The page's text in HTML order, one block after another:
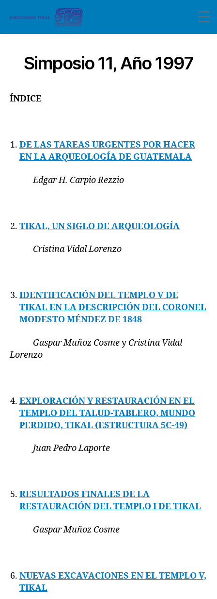
Simposio 11, Año 1997
ÍNDICE
DE LAS TAREAS URGENTES POR HACER
EN LA ARQUEOLOGÍA DE GUATEMALA
Edgar H. Carpio Rezzio
TIKAL, UN SIGLO DE ARQUEOLOGÍA
Cristina Vidal Lorenzo
IDENTIFICACIÓN DEL TEMPLO V DE
TIKAL EN LA DESCRIPCIÓN DEL CORONEL
MODESTO MÉNDEZ DE 1848
Gaspar Muñoz CosmeyCristina Vidal
Lorenzo
EXPLORACIÓN Y RESTAURACIÓN EN EL
TEMPLO DEL TALUD-TABLERO, MUNDO
PERDIDO, TIKAL (ESTRUCTURA 5C-49)
Juan Pedro Laporte
RESULTADOS FINALES DE LA
RESTAURACIÓN DEL TEMPLO I DE TIKAL
Gaspar Muñoz Cosme
NUEVAS EXCAVACIONES EN EL TEMPLO V,
TIKAL